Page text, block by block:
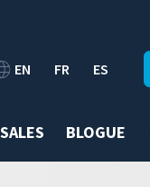
EN FR ES
BLOGUE